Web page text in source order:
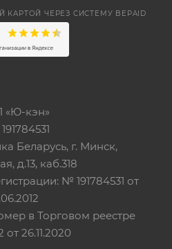
ЧЕРЕЗ СИСТЕМУ BEPAID
«Ю-кэн»
Беларусь, г. Минск,
д.13, каб.318
№ 191784531 от
в Торговом реестре
26.11.2020